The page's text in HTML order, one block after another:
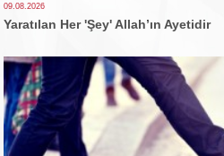
09.08.2026
Yaratılan Her 'Şey' Allah’ın Ayetidir